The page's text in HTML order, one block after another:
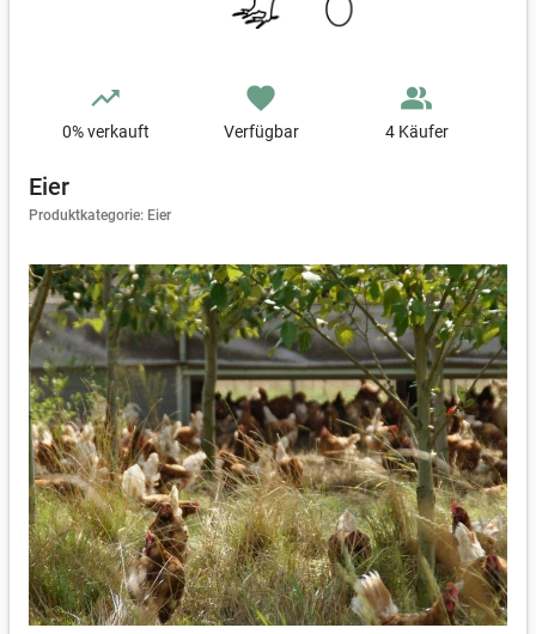
trending_up
0% verkauft
favorite
Verfügbar
people_alt
4 Käufer
Eier
Produktkategorie: Eier